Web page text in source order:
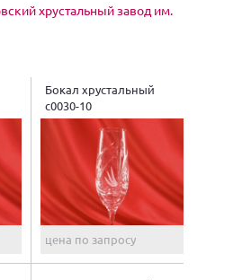
хрустальный завод им.
Бокал хрустальный
с0030-10
цена по запросу